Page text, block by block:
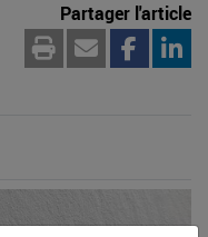
Partager l'article